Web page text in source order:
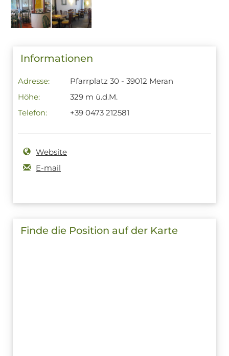
Informationen
Adresse:
Pfarrplatz 30 - 39012 Meran
Höhe:
329 m ü.d.M.
Telefon:
+39 0473 212581
Website
E-mail
Finde die Position auf der Karte